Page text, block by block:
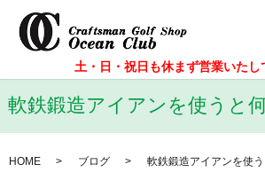
土・日・祝日も休まず営業いたし
軟鉄鍛造アイアンを使うと
HOME ブログ 軟鉄鍛造アイアンを使